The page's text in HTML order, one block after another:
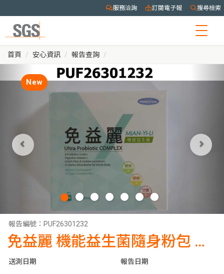
服務洽詢 訂閱電子報 搜尋檢索
首頁 安心資訊 報告查詢
New
報告編號： PUF26301232
免益麗 機能益生菌隨身粉包 MIAN-YI-LI
送測日期 報告日期